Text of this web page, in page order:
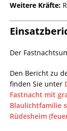
Weitere Kräfte:
Der
Den Bericht zu
finden Sie unter
Fastnacht mit
Blaulichtfamilie
Rüdesheim